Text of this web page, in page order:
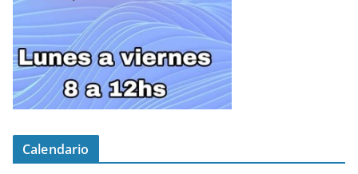
Calendario